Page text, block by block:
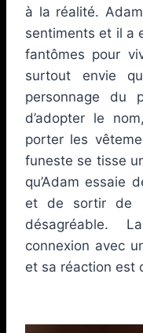
à la réalité.
sentiments et il a
fantômes pour
surtout envie
personnage du
d’adopter le
porter les
funeste se tisse
qu’Adam essaie
et de sortir de
désagréable.
connexion avec
et sa réaction est